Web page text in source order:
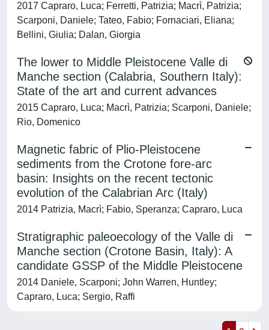
2017 Capraro, Luca; Ferretti, Patrizia; Macrì, Patrizia;
Scarponi, Daniele; Tateo, Fabio; Fornaciari, Eliana;
Bellini, Giulia; Dalan, Giorgia
The lower to Middle Pleistocene Valle di
Manche section (Calabria, Southern Italy):
State of the art and current advances
2015 Capraro, Luca; Macrì, Patrizia; Scarponi, Daniele;
Rio, Domenico
Magnetic fabric of Plio-Pleistocene
sediments from the Crotone fore-arc
basin: Insights on the recent tectonic
evolution of the Calabrian Arc (Italy)
2014 Patrizia, Macrì; Fabio, Speranza; Capraro, Luca
Stratigraphic paleoecology of the Valle di
Manche section (Crotone Basin, Italy): A
candidate GSSP of the Middle Pleistocene
2014 Daniele, Scarponi; John Warren, Huntley;
Capraro, Luca; Sergio, Raffi